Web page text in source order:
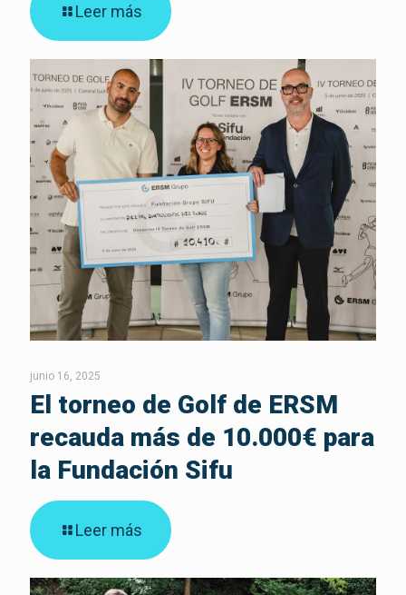
Leer más
junio 16, 2025
El torneo de Golf de ERSM
recauda más de 10.000€ para
la Fundación Sifu
Leer más